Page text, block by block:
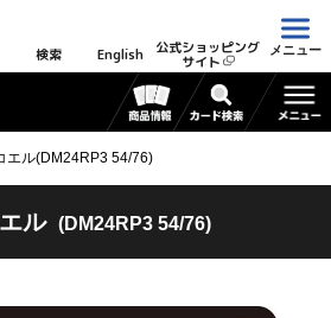
検索 English 公式ショッピング
サイト
メニュー
エル(DM24RP3 54/76)
ル (DM24RP3 54/76)